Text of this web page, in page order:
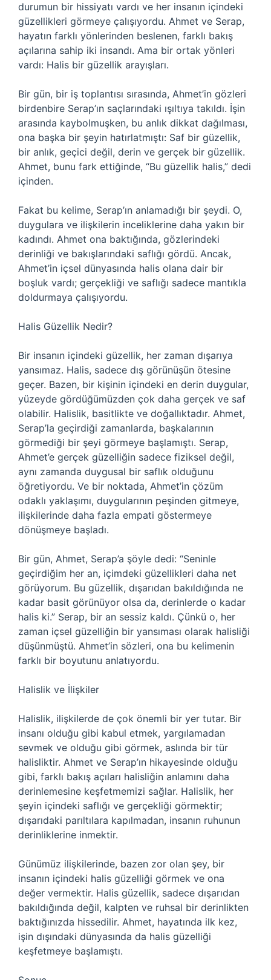
durumun bir hissiyatı vardı ve her insanın içindeki
güzellikleri görmeye çalışıyordu. Ahmet ve Serap,
hayatın farklı yönlerinden beslenen, farklı bakış
açılarına sahip iki insandı. Ama bir ortak yönleri
vardı: Halis bir güzellik arayışları.
Bir gün, bir iş toplantısı sırasında, Ahmet’in gözleri
birdenbire Serap’ın saçlarındaki ışıltıya takıldı. İşin
arasında kaybolmuşken, bu anlık dikkat dağılması,
ona başka bir şeyin hatırlatmıştı: Saf bir güzellik,
bir anlık, geçici değil, derin ve gerçek bir güzellik.
Ahmet, bunu fark ettiğinde, “Bu güzellik halis,” dedi
içinden.
Fakat bu kelime, Serap’ın anlamadığı bir şeydi. O,
duygulara ve ilişkilerin inceliklerine daha yakın bir
kadındı. Ahmet ona baktığında, gözlerindeki
derinliği ve bakışlarındaki saflığı gördü. Ancak,
Ahmet’in içsel dünyasında halis olana dair bir
boşluk vardı; gerçekliği ve saflığı sadece mantıkla
doldurmaya çalışıyordu.
Halis Güzellik Nedir?
Bir insanın içindeki güzellik, her zaman dışarıya
yansımaz. Halis, sadece dış görünüşün ötesine
geçer. Bazen, bir kişinin içindeki en derin duygular,
yüzeyde gördüğümüzden çok daha gerçek ve saf
olabilir. Halislik, basitlikte ve doğallıktadır. Ahmet,
Serap’la geçirdiği zamanlarda, başkalarının
görmediği bir şeyi görmeye başlamıştı. Serap,
Ahmet’e gerçek güzelliğin sadece fiziksel değil,
aynı zamanda duygusal bir saflık olduğunu
öğretiyordu. Ve bir noktada, Ahmet’in çözüm
odaklı yaklaşımı, duygularının peşinden gitmeye,
ilişkilerinde daha fazla empati göstermeye
dönüşmeye başladı.
Bir gün, Ahmet, Serap’a şöyle dedi: “Seninle
geçirdiğim her an, içimdeki güzellikleri daha net
görüyorum. Bu güzellik, dışarıdan bakıldığında ne
kadar basit görünüyor olsa da, derinlerde o kadar
halis ki.” Serap, bir an sessiz kaldı. Çünkü o, her
zaman içsel güzelliğin bir yansıması olarak halisliği
düşünmüştü. Ahmet’in sözleri, ona bu kelimenin
farklı bir boyutunu anlatıyordu.
Halislik ve İlişkiler
Halislik, ilişkilerde de çok önemli bir yer tutar. Bir
insanı olduğu gibi kabul etmek, yargılamadan
sevmek ve olduğu gibi görmek, aslında bir tür
halisliktir. Ahmet ve Serap’ın hikayesinde olduğu
gibi, farklı bakış açıları halisliğin anlamını daha
derinlemesine keşfetmemizi sağlar. Halislik, her
şeyin içindeki saflığı ve gerçekliği görmektir;
dışarıdaki parıltılara kapılmadan, insanın ruhunun
derinliklerine inmektir.
Günümüz ilişkilerinde, bazen zor olan şey, bir
insanın içindeki halis güzelliği görmek ve ona
değer vermektir. Halis güzellik, sadece dışarıdan
bakıldığında değil, kalpten ve ruhsal bir derinlikten
baktığınızda hissedilir. Ahmet, hayatında ilk kez,
işin dışındaki dünyasında da halis güzelliği
keşfetmeye başlamıştı.